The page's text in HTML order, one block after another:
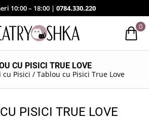
10:00 – 18:00 | 0784.330.220
0
CU PISICI TRUE LOVE
Pisici / Tablou cu Pisici True Love
PISICI TRUE LOVE